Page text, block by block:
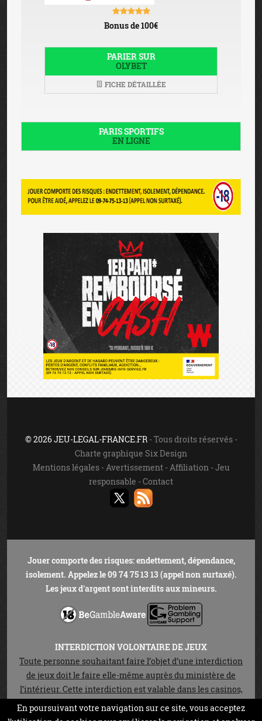
Bonus de 100€
PARIER SUR
OLYBET
FICHE DÉTAILLÉE
PARIS SPORTIFS
EN LIGNE
© 2026 JEU-LEGAL-FRANCE.FR- Tous droits réservés -
Charte graphique Six Design
Mentions légales- Avertissement- Affiliation -Jeu
responsable -Contact
Jouer comporte des risques: endettement, dépendance,
isolement. Appelez le 09 74 75 13 13 (appel non surtaxé).
Les jeux d'argent sont interdits aux mineurs.
INTERDICTION VOLONTAIRE DE JEUX
Toute personne souhaitant faire l’objet d’une interdiction
de jeux doit le faire elle-même auprès du ministère de
l’intérieur. Cette interdiction est valable dans les casinos,
les cercles de jeux et sur les sites de jeux en ligne autorisés
en vertu de la loi n°2010-476 du 12 mai 2010. Elle est
En poursuivant votre navigation sur ce site, vous acceptez